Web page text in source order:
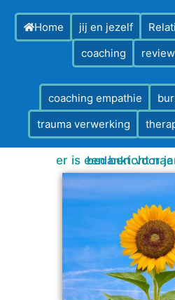
Home jij en jezelf
coaching
coaching empathie
trauma verwerking
bedankt voor
er is een bericht